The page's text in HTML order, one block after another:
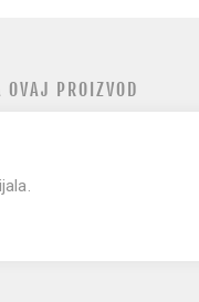
PROIZVOD